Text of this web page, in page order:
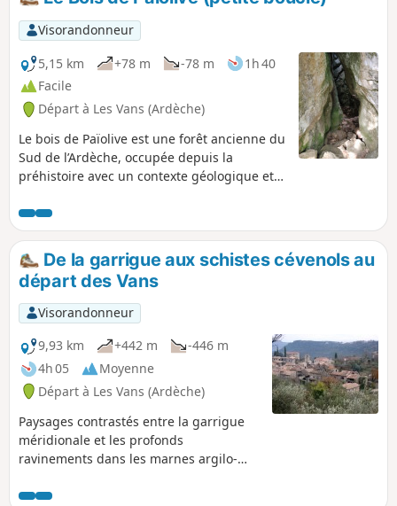
Visorandonneur
5,15 km
+78 m -78 m
1h 40
Facile
Départ à Les Vans (Ardèche)
Le bois de Païolive est une forêt ancienne du
Sud de l’Ardèche, occupée depuis la
préhistoire avec un contexte géologique et
les gorges du Chassezac. Dans un relief de
type karstique, on trouve de nombreux
rochers zoomorphes, une multitudes de
sentiers et points de vue, sans oublier de
nombreuses grottes. Une grande partie de
la balade est ombragée. Vraiment très
sympa.
De la garrigue aux schistes cévenols au
départ des Vans
Visorandonneur
9,93 km
+442 m
-446 m
4h 05
Moyenne
Départ à Les Vans (Ardèche)
Paysages contrastés entre la garrigue
méridionale et les profonds
ravinements dans les marnes argilo-
sentier botanique, brusque passage de